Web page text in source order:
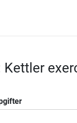
Kettler